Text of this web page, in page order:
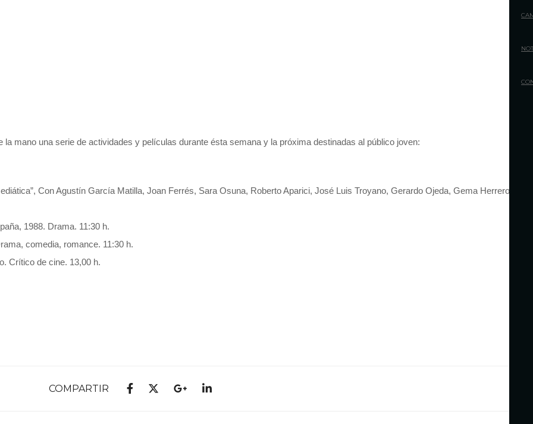
mano una serie de actividades y películas durante ésta semana y la próxima destinadas al público joven:
Con Agustín García Matilla, Joan Ferrés, Sara Osuna, Roberto Aparici, José Luis Troyano, Gerardo Ojeda, Gema Herrero y
1988. Drama. 11:30 h.
comedia, romance. 11:30 h.
Crítico de cine. 13,00 h.
COMPARTIR